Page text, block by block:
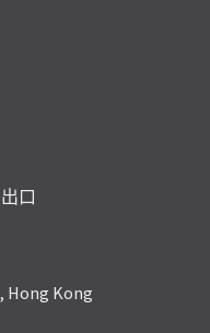
口
Hong Kong